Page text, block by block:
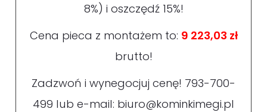
8%) i oszczędź 15%!
Cena pieca z montażem to: 9 223,03 zł
brutto!
Zadzwoń i wynegocjuj cenę! 793-700-
499 lub e-mail: biuro@kominkimegi.pl